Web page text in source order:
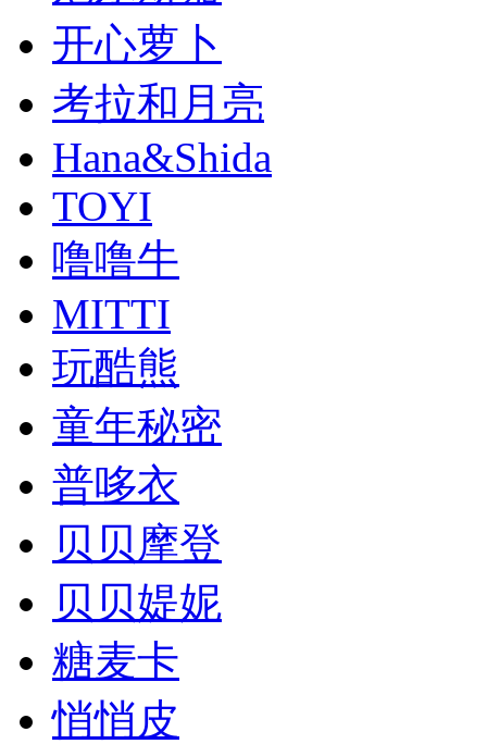
开心萝卜
考拉和月亮
Hana&Shida
TOYI
噜噜牛
MITTI
玩酷熊
童年秘密
普哆衣
贝贝摩登
贝贝媞妮
糖麦卡
悄悄皮